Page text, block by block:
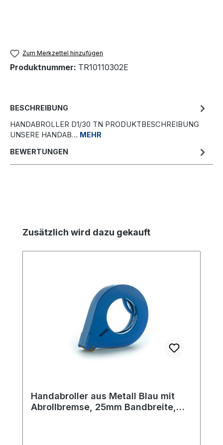
Zum Merkzettel hinzufügen
Produktnummer: TR10110302E
BESCHREIBUNG
HANDABROLLER D1/30 TN PRODUKTBESCHREIBUNG
UNSERE HANDAB… MEHR
BEWERTUNGEN
Produktgalerie überspringen
Zusätzlich wird dazu gekauft
Handabroller aus Metall Blau mit
Abrollbremse, 25mm Bandbreite,